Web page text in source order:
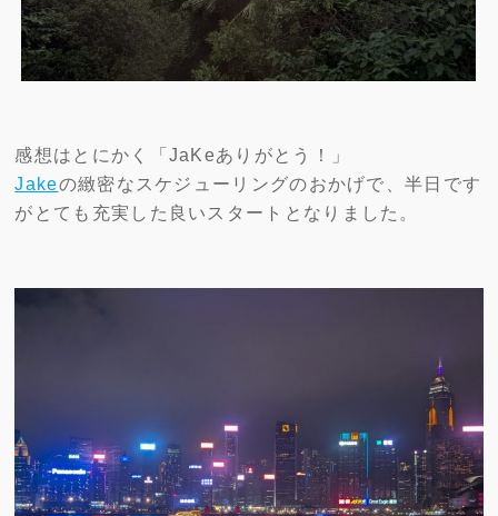
感想はとにかく「JaKeありがとう！」
Jakeの緻密なスケジューリングのおかげで、半日です
がとても充実した良いスタートとなりました。